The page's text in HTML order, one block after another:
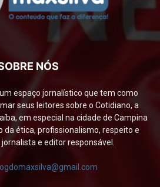
NÓS
espaço jornalístico que tem como
seus leitores sobre o Cotidiano, a
em especial na cidade de Campina
da ética, profissionalismo, respeito e
e editor responsável.